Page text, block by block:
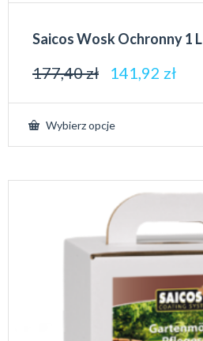
Saicos Wosk Ochronny 1 L
177,40zł 141,92 zł
Wybierz opcje